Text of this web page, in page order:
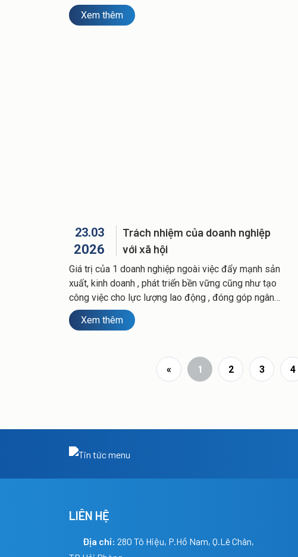
hàng. Với phương châm “Chất lượng – chuyên nghiệp
– khác biệt”, chúng tôi cam kết mang đến trải nghiệm
Xem thêm
23.03
2026
Trách nhiệm của doanh nghiệp
với xã hội
Giá trị của 1 doanh nghiệp ngoài việc đẩy mạnh sản
xuất, kinh doanh , phát triển bền vững cũng như tạo
công việc cho lực lượng lao động , đóng góp ngân
sách cho Nhà nước và địa phương… còn là những
mong muốn được đóng góp mang lại những giá trị
Xem thêm
« 1 2 3 4
LIÊN HỆ
Địa chỉ: 280 Tô Hiệu, P.Hồ Nam, Q.Lê Chân,